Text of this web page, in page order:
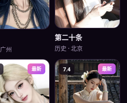
广州
第二十条
历史 ·北京
最新 7.4 最新